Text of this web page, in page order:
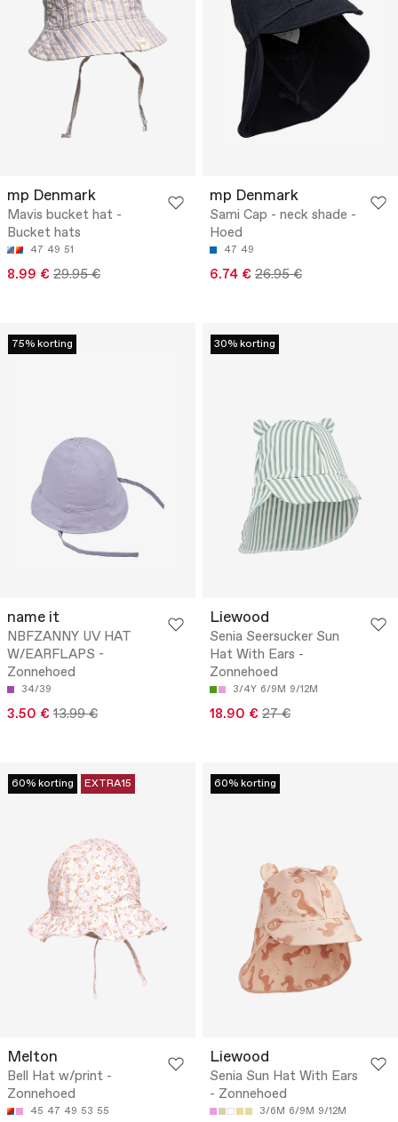
mp Denmark
Mavis bucket hat -
Bucket hats
47 49 51
8.99 € 29.95 €
mp Denmark
Sami Cap - neck shade -
Hoed
47 49
6.74 € 26.95 €
75% korting
name it
NBFZANNY UV HAT
W/EARFLAPS -
Zonnehoed
34/39
3.50 € 13.99 €
30% korting
Liewood
Senia Seersucker Sun
Hat With Ears -
Zonnehoed
3/4Y 6/9M 9/12M
18.90 € 27 €
60% korting EXTRA15
Melton
Bell Hat w/print -
Zonnehoed
45 47 49 53 55
60% korting
Liewood
Senia Sun Hat With Ears
- Zonnehoed
3/6M 6/9M 9/12M